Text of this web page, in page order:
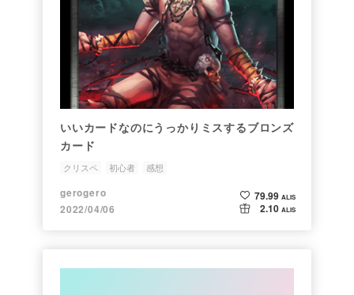
いいカードなのにうっかりミスするブロンズ
カード
クリスペ 初心者 感想
gerogero
2022/04/06
79.99 ALIS
2.10 ALIS